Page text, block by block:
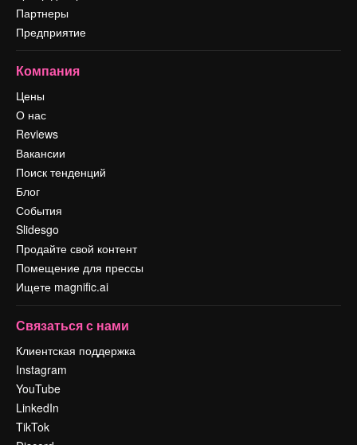
Партнеры
Предприятие
Компания
Цены
О нас
Reviews
Вакансии
Поиск тенденций
Блог
События
Slidesgo
Продайте свой контент
Помещение для прессы
Ищете magnific.ai
Связаться с нами
Клиентская поддержка
Instagram
YouTube
LinkedIn
TikTok